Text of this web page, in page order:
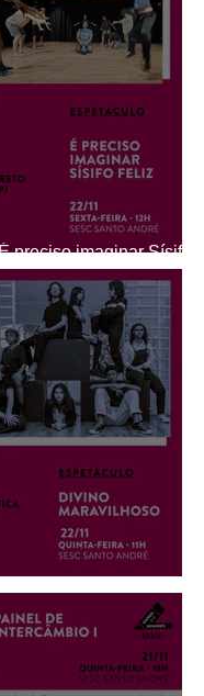
preciso imaginar Sísifo
Maravilhoso